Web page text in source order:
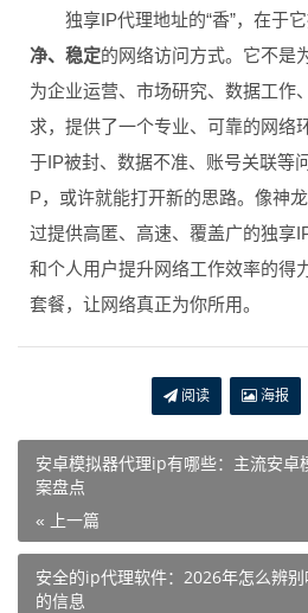
独享IP代理地址的“香”，在于
净、稳定的网络访问方式。它不是
为企业运营、市场研究、数据工作
求，提供了一个专业、可靠的网络
于IP被封、数据不准、账号关联等
P，或许就能打开新的思路。像神
过提供高匿、高速、覆盖广的独享
和个人用户提升网络工作效率的得
套餐，让网络真正为你所用。
阅读 海报
安卓模拟器代理ip有哪些：主流安卓
案盘点
« 上一篇
安全的ip代理软件：2026年怎么辨
的信息